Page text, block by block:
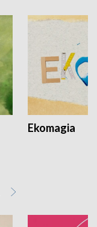
Ekomagia